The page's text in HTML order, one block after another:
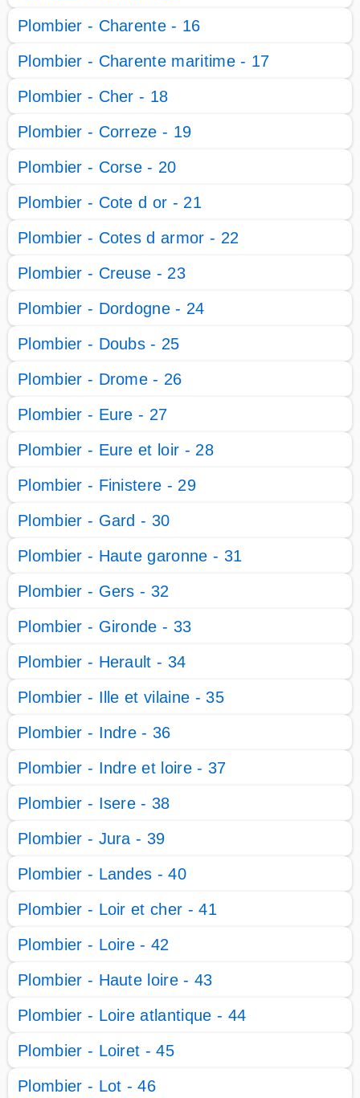
Plombier - Charente - 16
Plombier - Charente maritime - 17
Plombier - Cher - 18
Plombier - Correze - 19
Plombier - Corse - 20
Plombier - Cote d or - 21
Plombier - Cotes d armor - 22
Plombier - Creuse - 23
Plombier - Dordogne - 24
Plombier - Doubs - 25
Plombier - Drome - 26
Plombier - Eure - 27
Plombier - Eure et loir - 28
Plombier - Finistere - 29
Plombier - Gard - 30
Plombier - Haute garonne - 31
Plombier - Gers - 32
Plombier - Gironde - 33
Plombier - Herault - 34
Plombier - Ille et vilaine - 35
Plombier - Indre - 36
Plombier - Indre et loire - 37
Plombier - Isere - 38
Plombier - Jura - 39
Plombier - Landes - 40
Plombier - Loir et cher - 41
Plombier - Loire - 42
Plombier - Haute loire - 43
Plombier - Loire atlantique - 44
Plombier - Loiret - 45
Plombier - Lot - 46